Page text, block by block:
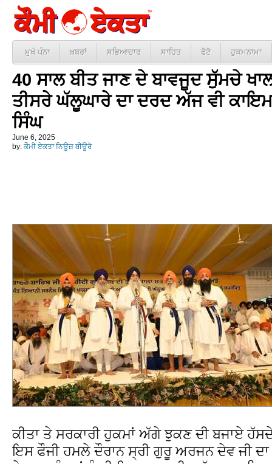
ਮੁਖੱ ਪੰਨਾ ਖ਼ਬਰਾਂ ਸਭਿਆਚਾਰ ਸਾਹਿਤ ਫੋਟੋ ਹੁਕਮਨਾਮਾ
40 ਸਾਲ ਬੀਤ ਜਾਣ ਦੇ ਬਾਵਜੂਦ ਸੁੱਮਚੇ
ਤੀਸਰੇ ਘੱਲੂਘਾਰੇ ਦਾ ਦਰਦ ਅੱਜ ਵੀ
ਸਿੰਘ
June 6, 2025
by: ਕੌਮੀ ਏਕਤਾ ਨਿਊਜ਼ ਬੀਊਰੋ
ਕੀਤਾ ਤੇ ਸਰਕਾਰੀ ਹੁਕਮਾਂ ਅੱਗੇ ਝੁਕਣ ਦੀ ਬਜਾਏ
ਇਸ ਫੌਜੀ ਹਮਲੇ ਦੌਰਾਨ ਸ੍ਰੀ ਗੁਰੂ ਅਰਜਨ ਦੇਵ ਜੀ ਦਾ